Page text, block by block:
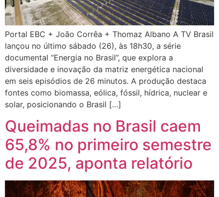
Portal EBC + João Corrêa + Thomaz Albano A TV Brasil
lançou no último sábado (26), às 18h30, a série
documental “Energia no Brasil”, que explora a
diversidade e inovação da matriz energética nacional
em seis episódios de 26 minutos. A produção destaca
fontes como biomassa, eólica, fóssil, hídrica, nuclear e
solar, posicionando o Brasil […]
Queimadas no Brasil caem
65,8% no primeiro semestre
de 2025, aponta relatório